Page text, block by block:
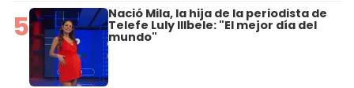
5 Nació Mila, la hija de la periodista de
Telefe Luly Illbele: "El mejor día del
mundo"